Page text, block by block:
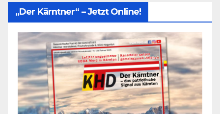
„Der Kärntner“ – Jetzt Online!